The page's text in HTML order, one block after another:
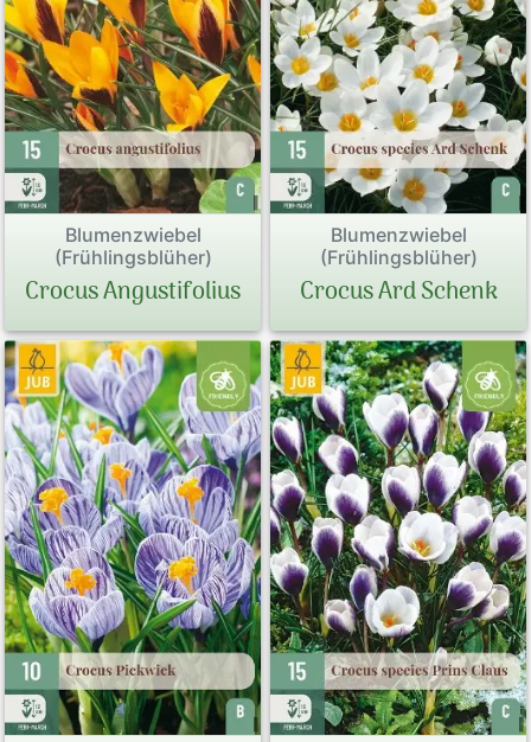
Blumenzwiebel
(Frühlingsblüher)
Crocus Angustifolius
Blumenzwiebel
(Frühlingsblüher)
Crocus Ard Schenk